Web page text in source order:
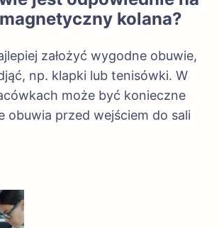
kolana?
założyć wygodne obuwie,
np. klapki lub tenisówki. W
może być konieczne
obuwia przed wejściem do sali